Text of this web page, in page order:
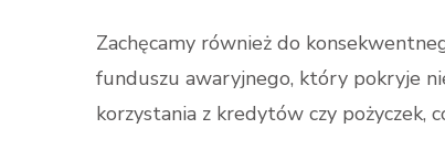
Zachęcamy również do
funduszu awaryjnego, który pokryje
korzystania z kredytów czy pożyczek,